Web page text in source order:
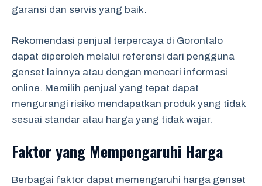
garansi dan servis yang baik.
Rekomendasi penjual terpercaya di Gorontalo
dapat diperoleh melalui referensi dari pengguna
genset lainnya atau dengan mencari informasi
online. Memilih penjual yang tepat dapat
mengurangi risiko mendapatkan produk yang tidak
sesuai standar atau harga yang tidak wajar.
Faktor yang Mempengaruhi Harga
Berbagai faktor dapat memengaruhi harga genset